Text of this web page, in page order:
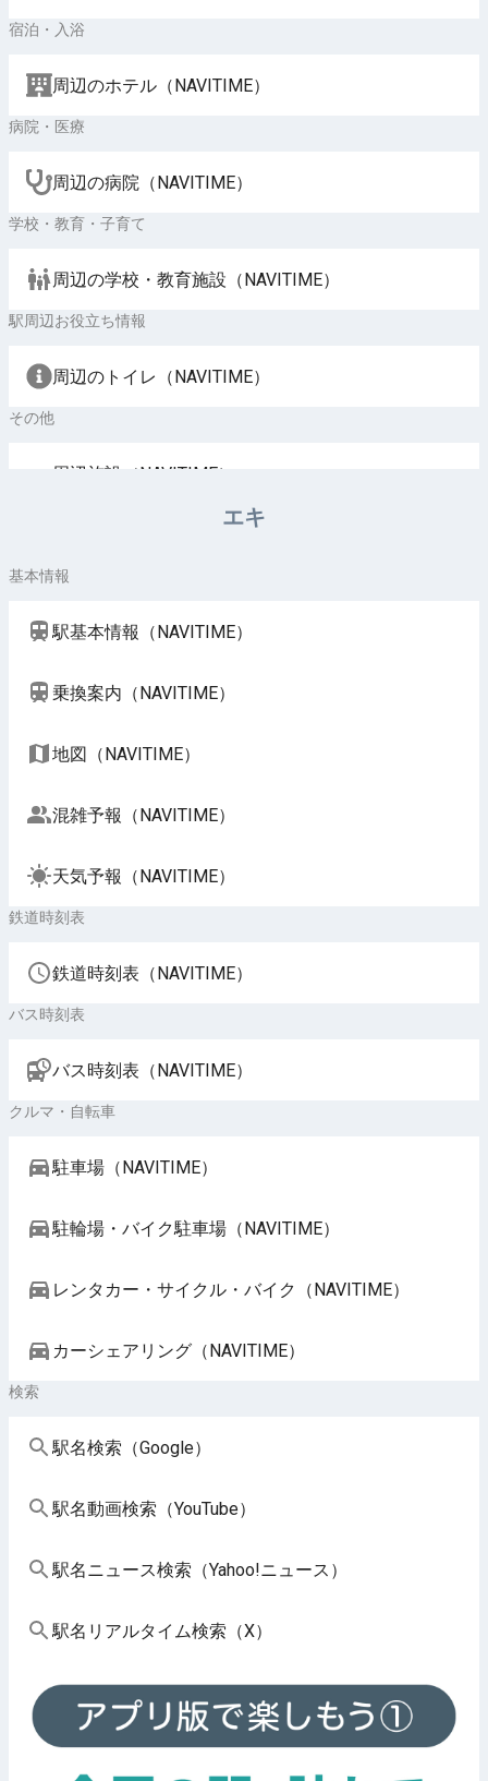
宿泊・入浴
周辺のホテル（NAVITIME）
病院・医療
周辺の病院（NAVITIME）
学校・教育・子育て
周辺の学校・教育施設（NAVITIME）
駅周辺お役立ち情報
周辺のトイレ（NAVITIME）
その他
周辺施設（NAVITIME）
エキ
基本情報
駅基本情報（NAVITIME）
乗換案内（NAVITIME）
地図（NAVITIME）
混雑予報（NAVITIME）
天気予報（NAVITIME）
鉄道時刻表
鉄道時刻表（NAVITIME）
バス時刻表
バス時刻表（NAVITIME）
クルマ・自転車
駐車場（NAVITIME）
駐輪場・バイク駐車場（NAVITIME）
レンタカー・サイクル・バイク（NAVITIME）
カーシェアリング（NAVITIME）
検索
駅名検索（Google）
駅名動画検索（YouTube）
駅名ニュース検索（Yahoo!ニュース）
駅名リアルタイム検索（X）